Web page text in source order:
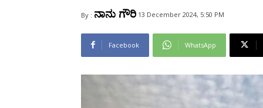
By : ನಾನು ಗೌರಿ 13 December 2024, 5:50 PM
Facebook WhatsApp